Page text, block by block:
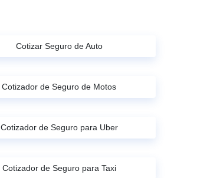
Cotizar Seguro de Auto
Cotizador de Seguro de Motos
Cotizador de Seguro para Uber
Cotizador de Seguro para Taxi